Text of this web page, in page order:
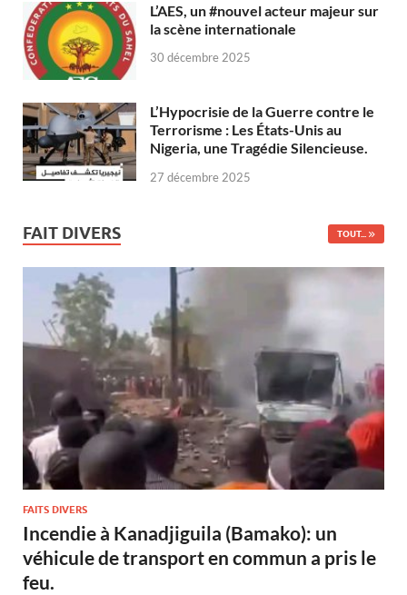
L’AES, un #nouvel acteur majeur sur
la scène internationale
30 décembre 2025
L’Hypocrisie de la Guerre contre le
Terrorisme : Les États-Unis au
Nigeria, une Tragédie Silencieuse.
27 décembre 2025
FAIT DIVERS TOUT...
FAITS DIVERS
Incendie à Kanadjiguila (Bamako): un
véhicule de transport en commun a pris le
feu.